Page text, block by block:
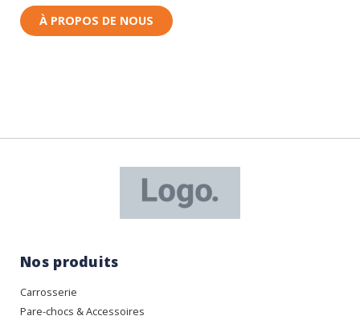
À PROPOS DE NOUS
Nos produits
Carrosserie
Pare-chocs & Accessoires